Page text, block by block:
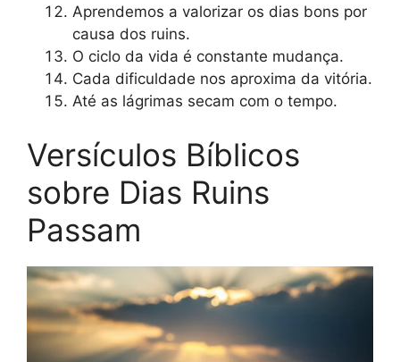
Aprendemos a valorizar os dias bons por
causa dos ruins.
O ciclo da vida é constante mudança.
Cada dificuldade nos aproxima da vitória.
Até as lágrimas secam com o tempo.
Versículos Bíblicos
sobre Dias Ruins
Passam